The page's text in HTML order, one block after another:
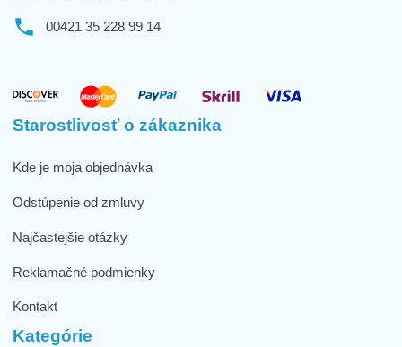
00421 35 228 99 14
Starostlivosť o zákaznika
Kde je moja objednávka
Odstúpenie od zmluvy
Najčastejšie otázky
Reklamačné podmienky
Kontakt
Kategórie